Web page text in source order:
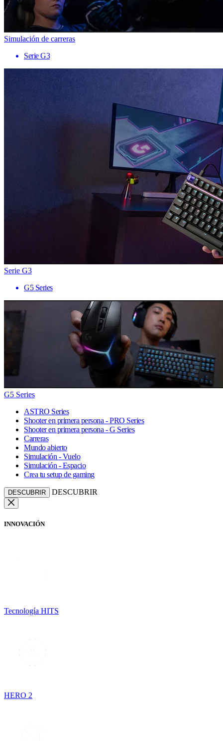
Simulación de carreras
Serie G3
Serie G3
G5 Series
G5 Series
ASTRO Series
Shooter en primera persona - PRO Series
Shooter en primera persona - G Series
Carreras
Mundo abierto
Simulación - Vuelo
Simulación - Espacio
Crea tu setup de gaming
DESCUBRIR DESCUBRIR
INNOVACIÓN
Tecnología HITS
HERO 2